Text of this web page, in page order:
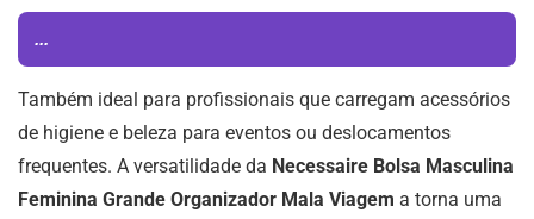
...
Também ideal para profissionais que carregam acessórios
de higiene e beleza para eventos ou deslocamentos
frequentes. A versatilidade da Necessaire Bolsa Masculina
Feminina Grande Organizador Mala Viagem a torna uma